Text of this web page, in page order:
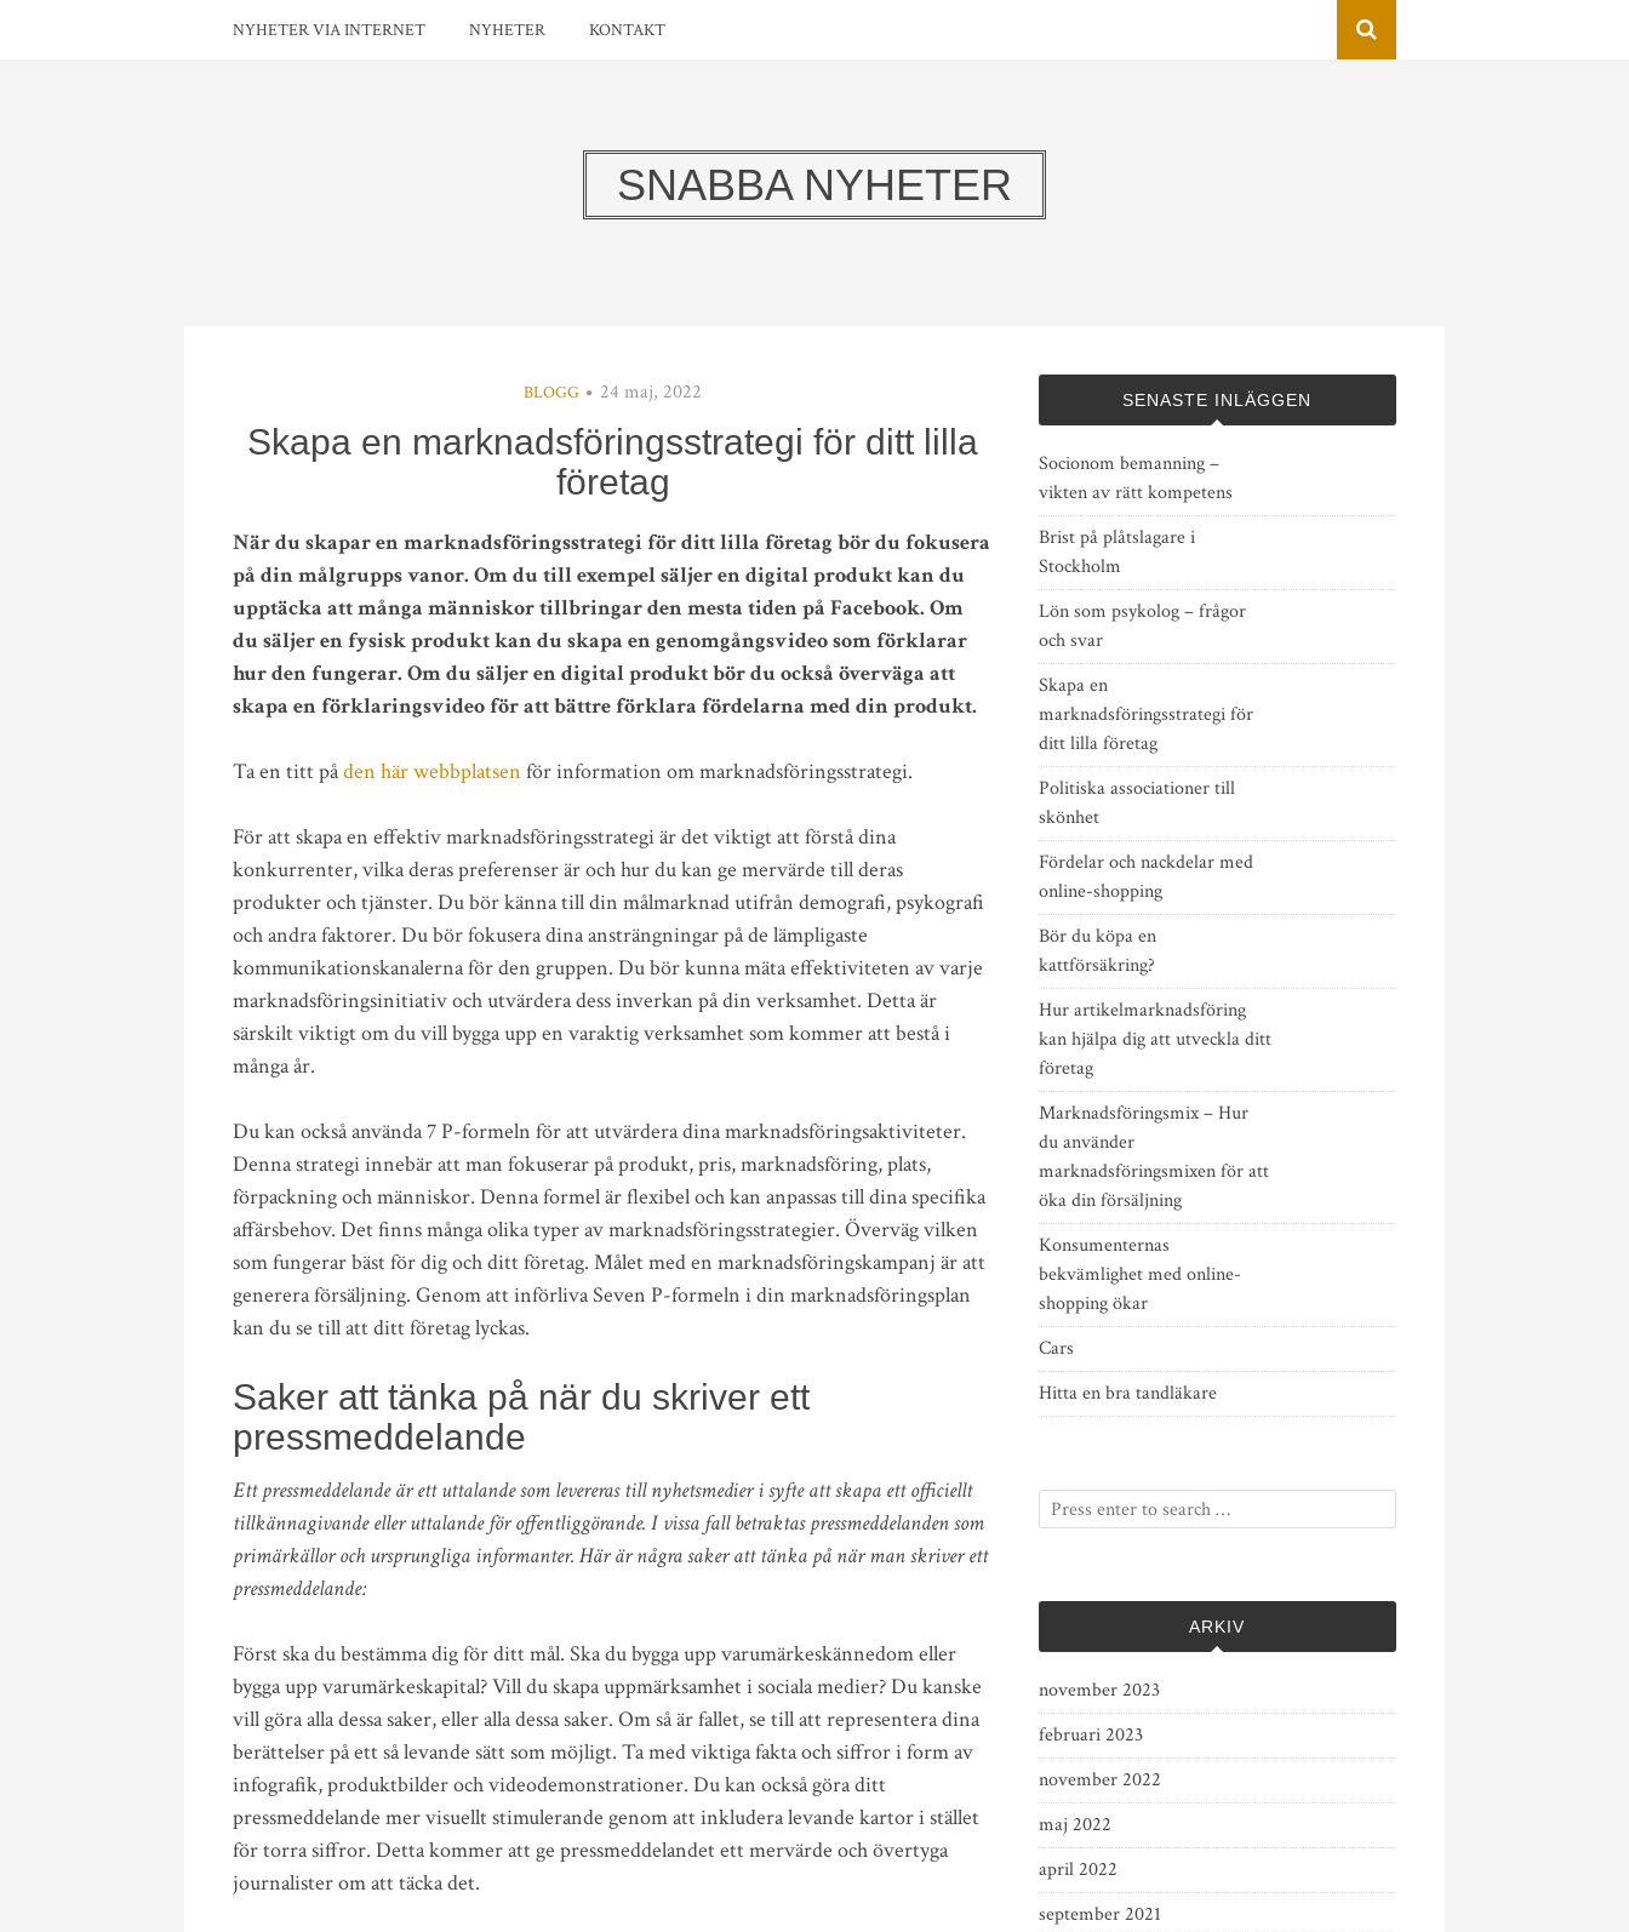
NYHETER VIA INTERNET NYHETER KONTAKT
SNABBA NYHETER
BLOGG 24 maj, 2022
Skapa en marknadsföringsstrategi för ditt lilla
företag
När du skapar en marknadsföringsstrategi för ditt lilla företag bör du fokusera
på din målgrupps vanor. Om du till exempel säljer en digital produkt kan du
upptäcka att många människor tillbringar den mesta tiden på Facebook. Om
du säljer en fysisk produkt kan du skapa en genomgångsvideo som förklarar
hur den fungerar. Om du säljer en digital produkt bör du också överväga att
skapa en förklaringsvideo för att bättre förklara fördelarna med din produkt.
Ta en titt påden här webbplatsen för information om marknadsföringsstrategi.
För att skapa en effektiv marknadsföringsstrategi är det viktigt att förstå dina
konkurrenter, vilka deras preferenser är och hur du kan ge mervärde till deras
produkter och tjänster. Du bör känna till din målmarknad utifrån demografi, psykografi
och andra faktorer. Du bör fokusera dina ansträngningar på de lämpligaste
kommunikationskanalerna för den gruppen. Du bör kunna mäta effektiviteten av varje
marknadsföringsinitiativ och utvärdera dess inverkan på din verksamhet. Detta är
särskilt viktigt om du vill bygga upp en varaktig verksamhet som kommer att bestå i
många år.
Du kan också använda 7 P-formeln för att utvärdera dina marknadsföringsaktiviteter.
Denna strategi innebär att man fokuserar på produkt, pris, marknadsföring, plats,
förpackning och människor. Denna formel är flexibel och kan anpassas till dina specifika
affärsbehov. Det finns många olika typer av marknadsföringsstrategier. Överväg vilken
som fungerar bäst för dig och ditt företag. Målet med en marknadsföringskampanj är att
generera försäljning. Genom att införliva Seven P-formeln i din marknadsföringsplan
kan du se till att ditt företag lyckas.
Saker att tänka på när du skriver ett
pressmeddelande
Ett pressmeddelande är ett uttalande som levereras till nyhetsmedier i syfte att skapa ett officiellt
tillkännagivande eller uttalande för offentliggörande. I vissa fall betraktas pressmeddelanden som
primärkällor och ursprungliga informanter. Här är några saker att tänka på när man skriver ett
pressmeddelande:
Först ska du bestämma dig för ditt mål. Ska du bygga upp varumärkeskännedom eller
bygga upp varumärkeskapital? Vill du skapa uppmärksamhet i sociala medier? Du kanske
vill göra alla dessa saker, eller alla dessa saker. Om så är fallet, se till att representera dina
berättelser på ett så levande sätt som möjligt. Ta med viktiga fakta och siffror i form av
infografik, produktbilder och videodemonstrationer. Du kan också göra ditt
pressmeddelande mer visuellt stimulerande genom att inkludera levande kartor i stället
för torra siffror. Detta kommer att ge pressmeddelandet ett mervärde och övertyga
journalister om att täcka det.
SENASTE INLÄGGEN
Socionom bemanning –
vikten av rätt kompetens
Brist på plåtslagare i
Stockholm
Lön som psykolog – frågor
och svar
Skapa en
marknadsföringsstrategi för
ditt lilla företag
Politiska associationer till
skönhet
Fördelar och nackdelar med
online-shopping
Bör du köpa en
kattförsäkring?
Hur artikelmarknadsföring
kan hjälpa dig att utveckla ditt
företag
Marknadsföringsmix – Hur
du använder
marknadsföringsmixen för att
öka din försäljning
Konsumenternas
bekvämlighet med online-
shopping ökar
Cars
Hitta en bra tandläkare
ARKIV
november 2023
februari 2023
november 2022
maj 2022
april 2022
september 2021